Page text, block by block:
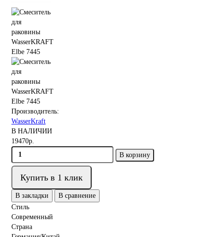
Производитель:
WasserKraft
В НАЛИЧИИ
19470р.
В корзину
Купить в 1 клик
В закладки
В сравнение
Стиль
Современный
Страна